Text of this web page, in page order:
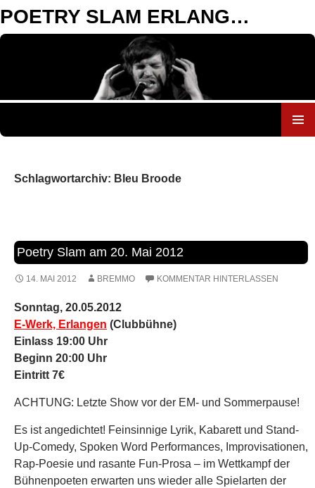
POETRY SLAM ERLANGEN
Schlagwortarchiv: Bleu Broode
Poetry Slam am 20. Mai 2012
14. MAI 2012 BREMMO KOMMENTAR HINTERLASSEN
Sonntag, 20.05.2012
E-Werk, Erlangen (Clubbühne)
Einlass 19:00 Uhr
Beginn 20:00 Uhr
Eintritt 7€
ACHTUNG: Letzte Show vor der EM- und Sommerpause!
Es ist angedichtet! Feinsinnige Lyrik, Kabarett und Stand-
Up-Comedy, Spoken Word Performances, Improvisationen,
Rap-Poesie und rasante Fun-Prosa – im Wettkampf der
Bühnenpoeten erwarten uns wieder alle Spielarten der